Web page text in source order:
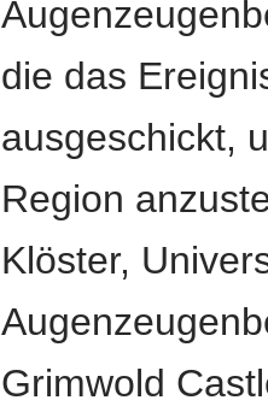
die das
ausgeschickt,
Region
Klöster,
Grimwold